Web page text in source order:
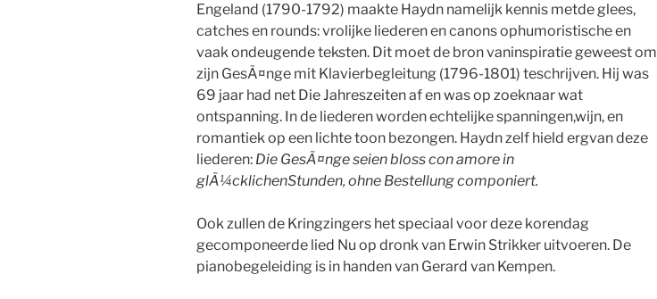
Engeland (1790-1792) maakte Haydn namelijk kennis metde glees,
catches en rounds: vrolijke liederen en canons ophumoristische en
vaak ondeugende teksten. Dit moet de bron vaninspiratie geweest om
zijn GesÃ¤nge mit Klavierbegleitung (1796-1801) teschrijven. Hij was
69 jaar had net Die Jahreszeiten af en was op zoeknaar wat
ontspanning. In de liederen worden echtelijke spanningen,wijn, en
romantiek op een lichte toon bezongen. Haydn zelf hield ergvan deze
liederen: Die GesÃ¤nge seien bloss con amore in
glÃ¼cklichenStunden, ohne Bestellung componiert.
Ook zullen de Kringzingers het speciaal voor deze korendag
gecomponeerde lied Nu op dronk van Erwin Strikker uitvoeren. De
pianobegeleiding is in handen van Gerard van Kempen.